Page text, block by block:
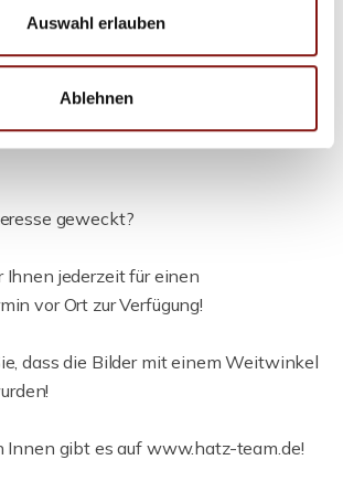
Auswahl erlauben
Ablehnen
Dieses Wohnrecht bleibt
Die Immobilie eignet sich
als langfristige Kapitalanlage.
auf Anfrage.
geweckt?
jederzeit für einen
vor Ort zur Verfügung!
dass die Bilder mit einem Weitwinkel
Innen gibt es auf www.hatz-team.de!